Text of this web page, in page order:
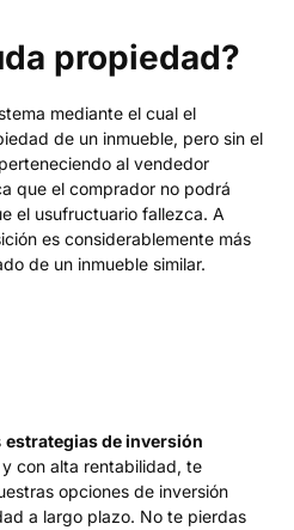
propiedad?
mediante el cual el
de un inmueble, pero sin el
al vendedor
que el comprador no podrá
el usufructuario fallezca. A
es considerablemente más
de un inmueble similar.
estrategias de inversión
con alta rentabilidad, te
opciones de inversión
a largo plazo. No te pierdas